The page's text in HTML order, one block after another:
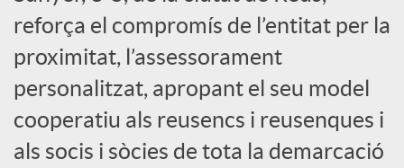
S
o
c
reforça el compromís de l’entitat per la
proximitat, l’assessorament
personalitzat, apropant el seu model
cooperatiu als reusencs i reusenques i
als socis i sòcies de tota la demarcació